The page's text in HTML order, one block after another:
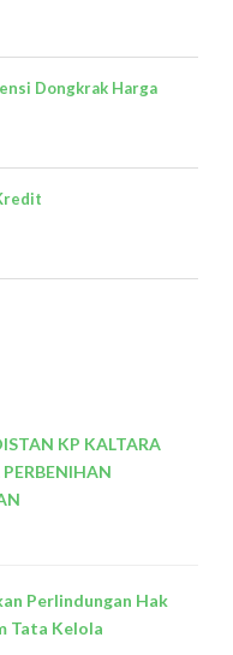
Dongkrak Harga
KP KALTARA
Perlindungan Hak
Tata Kelola